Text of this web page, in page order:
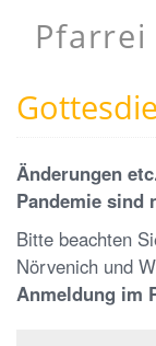
Pfarrei
Änderungen
Pandemie sind
Bitte beachten
Nörvenich und
Anmeldung im